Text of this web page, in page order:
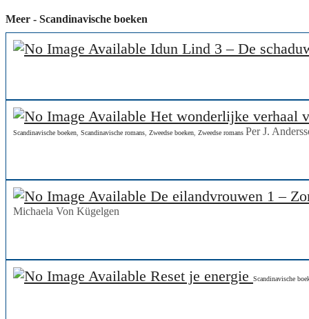
Meer - Scandinavische boeken
Idun Lind 3 – De
Het wonderlijke verhaal
Scandinavische boeken Scandinavische romans Zweedse boeken Zweedse romans Per J.
De eilandvrouwen 1 –
Michaela Von Kügelgen
Reset je energie Scandinavische